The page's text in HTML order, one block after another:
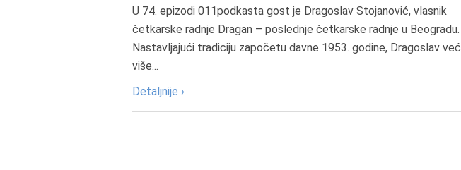
U 74. epizodi 011podkasta gost je Dragoslav Stojanović, vlasnik
četkarske radnje Dragan – poslednje četkarske radnje u Beogradu.
Nastavljajući tradiciju započetu davne 1953. godine, Dragoslav već
više...
Detaljnije ›